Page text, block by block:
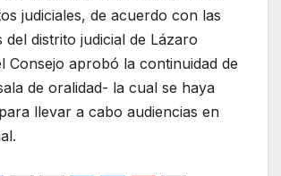
judiciales, de acuerdo con las
del distrito judicial de Lázaro
Consejo aprobó la continuidad de
de oralidad- la cual se haya
llevar a cabo audiencias en